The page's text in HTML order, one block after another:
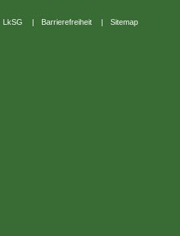
LkSG | Barrierefreiheit | Sitemap